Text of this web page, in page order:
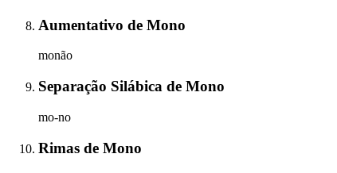
Aumentativo de Mono
monão
Separação Silábica de Mono
mo-no
Rimas de Mono